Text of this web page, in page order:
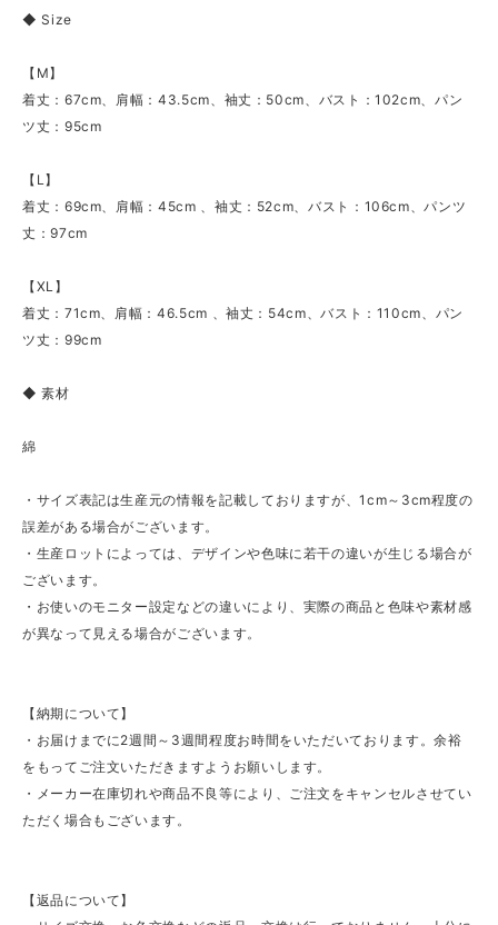
◆ Size
【M】
着丈：67cm、肩幅：43.5cm、袖丈：50cm、バスト：102cm、パン
ツ丈：95cm
【L】
着丈：69cm、肩幅：45cm 、袖丈：52cm、バスト：106cm、パンツ
丈：97cm
【XL】
着丈：71cm、肩幅：46.5cm 、袖丈：54cm、バスト：110cm、パン
ツ丈：99cm
◆ 素材
綿
・サイズ表記は生産元の情報を記載しておりますが、1cm～3cm程度の
誤差がある場合がございます。
・生産ロットによっては、デザインや色味に若干の違いが生じる場合が
ございます。
・お使いのモニター設定などの違いにより、実際の商品と色味や素材感
が異なって見える場合がございます。
【納期について】
・お届けまでに2週間～3週間程度お時間をいただいております。余裕
をもってご注文いただきますようお願いします。
・メーカー在庫切れや商品不良等により、ご注文をキャンセルさせてい
ただく場合もございます。
【返品について】